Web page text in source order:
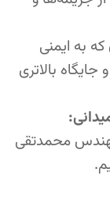
به ایمنی
بالاتری
و تجربه ۲۰ ساله مهندس محمدتقی